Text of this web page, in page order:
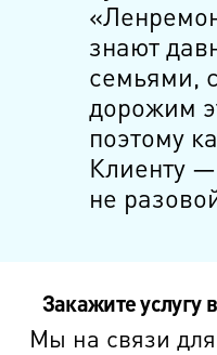
знают
семьями,
дорожим
поэтому
Клиенту —
не
Закажите услугу
Мы на связи